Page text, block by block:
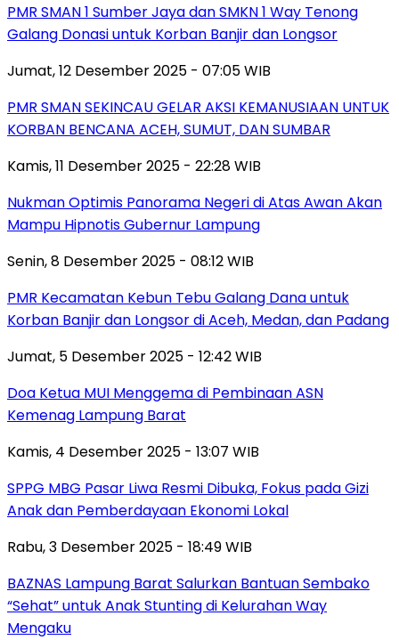
PMR SMAN 1 Sumber Jaya dan SMKN 1 Way Tenong
Galang Donasi untuk Korban Banjir dan Longsor
Jumat, 12 Desember 2025 - 07:05 WIB
PMR SMAN SEKINCAU GELAR AKSI KEMANUSIAAN UNTUK
KORBAN BENCANA ACEH, SUMUT, DAN SUMBAR
Kamis, 11 Desember 2025 - 22:28 WIB
Nukman Optimis Panorama Negeri di Atas Awan Akan
Mampu Hipnotis Gubernur Lampung
Senin, 8 Desember 2025 - 08:12 WIB
PMR Kecamatan Kebun Tebu Galang Dana untuk
Korban Banjir dan Longsor di Aceh, Medan, dan Padang
Jumat, 5 Desember 2025 - 12:42 WIB
Doa Ketua MUI Menggema di Pembinaan ASN
Kemenag Lampung Barat
Kamis, 4 Desember 2025 - 13:07 WIB
SPPG MBG Pasar Liwa Resmi Dibuka, Fokus pada Gizi
Anak dan Pemberdayaan Ekonomi Lokal
Rabu, 3 Desember 2025 - 18:49 WIB
BAZNAS Lampung Barat Salurkan Bantuan Sembako
“Sehat” untuk Anak Stunting di Kelurahan Way
Mengaku